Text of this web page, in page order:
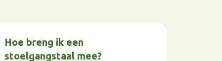
Hoe breng ik een
stoelgangstaal mee?